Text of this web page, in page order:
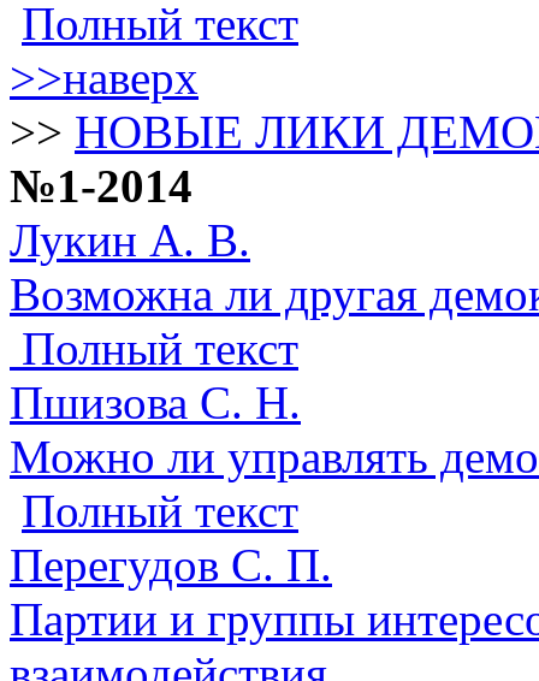
Полный текст
>>наверх
>> НОВЫЕ ЛИКИ
№1-2014
Лукин А. В.
Возможна ли другая
Полный текст
Пшизова С. Н.
Можно ли управлять
Полный текст
Перегудов С. П.
Партии и группы